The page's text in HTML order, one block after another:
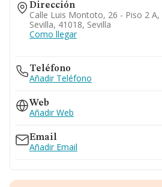
Dirección
Calle Luis Montoto, 26 - Piso 2 A,
Sevilla, 41018, Sevilla
Como llegar
Teléfono
Añadir Teléfono
Web
Añadir Web
Email
Añadir Email